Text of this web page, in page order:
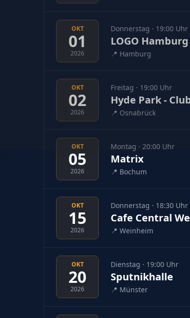
OKT
01
2026
Donnerstag · 19:00 Uhr
LOGO Hamburg
📍 Hamburg
OKT
02
2026
Freitag · 19:00 Uhr
Hyde Park -
📍 Osnabrück
OKT
05
2026
Montag · 20:00 Uhr
Matrix
📍 Bochum
OKT
15
2026
Donnerstag · 18:30 Uhr
Cafe Central
📍 Weinheim
OKT
20
2026
Dienstag · 19:00 Uhr
Sputnikhalle
📍 Münster